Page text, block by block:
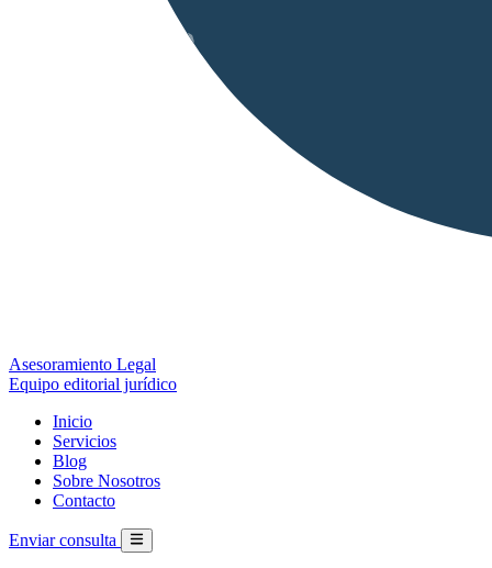
Asesoramiento Legal
Equipo editorial jurídico
Inicio
Servicios
Blog
Sobre Nosotros
Contacto
Enviar consulta